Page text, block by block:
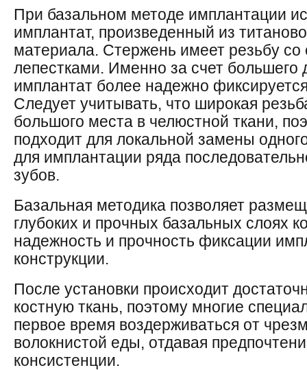
При базальном методе имплантации
имплантат, произведенный из
материала. Стержень имеет резьбу
лепестками. Именно за счет большего
имплантат более надежно
Следует учитывать, что широкая
большого места в челюстной ткани,
подходит для локальной замены
для имплантации ряда
зубов.
Базальная методика позволяет
глубоких и прочных базальных слоях
надежность и прочность фиксации
конструкции.
После установки происходит
костную ткань, поэтому многие
первое время воздерживаться от
волокнистой еды, отдавая
консистенции.